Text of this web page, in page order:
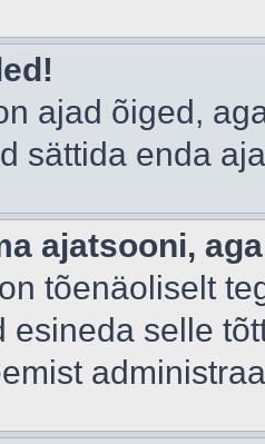
ajad õiged,
sättida enda
ajatsooni,
tõenäoliselt
esineda selle